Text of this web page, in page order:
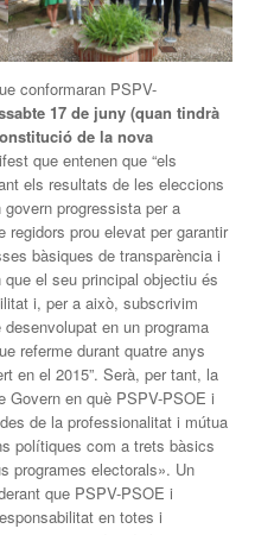
conformaran PSPV-
17 de juny (quan tindrà
de la nova
que entenen que “els
els resultats de les eleccions
progressista per a
regidors prou elevat per garantir
bàsiques de transparència i
el seu principal objectiu és
i, per a això, subscrivim
en un programa
referme durant quatre anys
en el 2015”. Serà, per tant, la
Govern en què PSPV-PSOE i
de la professionalitat i mútua
polítiques com a trets bàsics
programes electorals». Un
que PSPV-PSOE i
en totes i